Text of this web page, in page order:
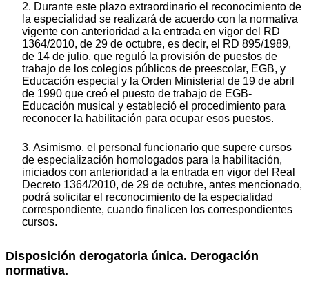
2. Durante este plazo extraordinario el reconocimiento de
la especialidad se realizará de acuerdo con la normativa
vigente con anterioridad a la entrada en vigor del RD
1364/2010, de 29 de octubre, es decir, el RD 895/1989,
de 14 de julio, que reguló la provisión de puestos de
trabajo de los colegios públicos de preescolar, EGB, y
Educación especial y la Orden Ministerial de 19 de abril
de 1990 que creó el puesto de trabajo de EGB-
Educación musical y estableció el procedimiento para
reconocer la habilitación para ocupar esos puestos.
3. Asimismo, el personal funcionario que supere cursos
de especialización homologados para la habilitación,
iniciados con anterioridad a la entrada en vigor del Real
Decreto 1364/2010, de 29 de octubre, antes mencionado,
podrá solicitar el reconocimiento de la especialidad
correspondiente, cuando finalicen los correspondientes
cursos.
Disposición derogatoria única. Derogación
normativa.